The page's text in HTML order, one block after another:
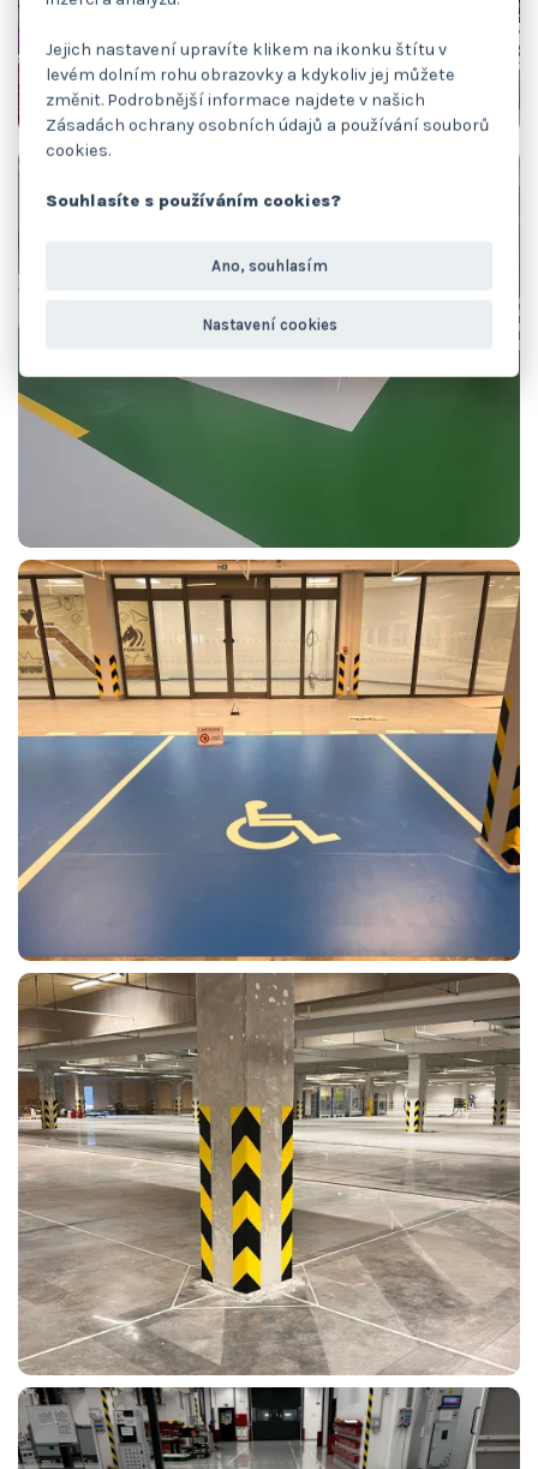
Jejich nastavení upravíte klikem na ikonku štítu v
levém dolním rohu obrazovky a kdykoliv jej můžete
změnit. Podrobnější informace najdete v našich
Zásadách ochrany osobních údajů a používání souborů
cookies.
Souhlasíte s používáním cookies?
Ano, souhlasím
Nastavení cookies